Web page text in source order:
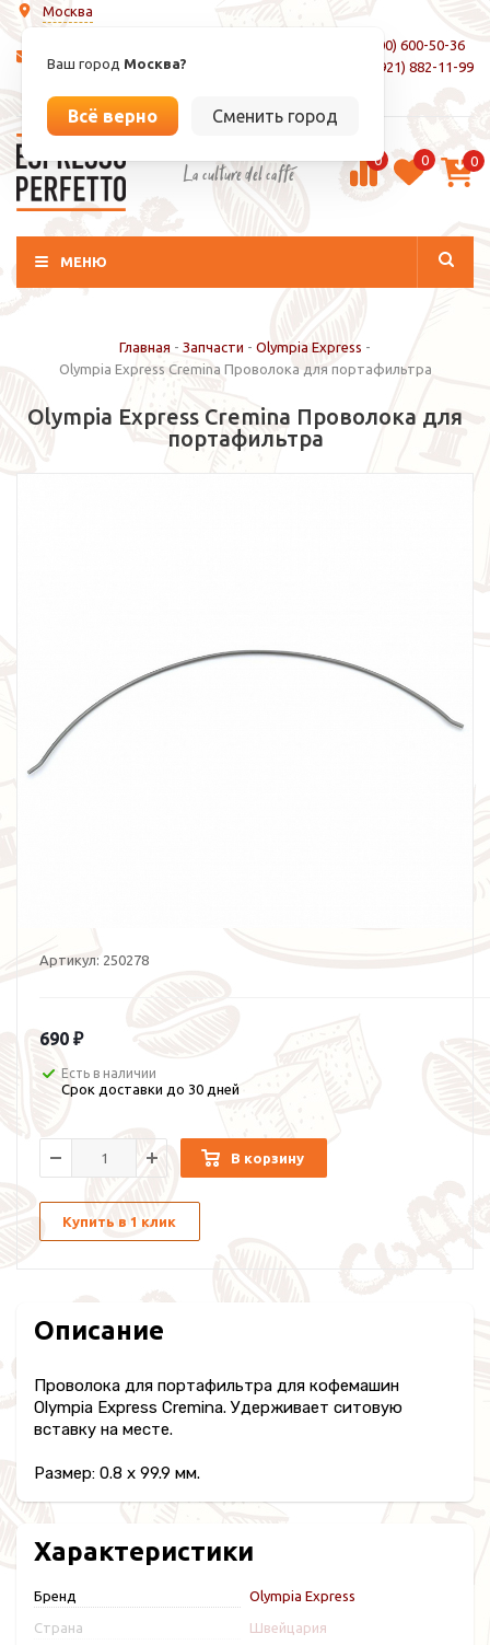
Москва
Ваш город Москва?
Всё верно Сменить город
info@espressoperfetto.ru
8 (800) 600-50-36
+7 (921) 882-11-99
La culture del caffé 0 0 0
МЕНЮ
Главная - Запчасти - Olympia Express -
Olympia Express Cremina Проволока для портафильтра
Olympia Express Cremina Проволока для
портафильтра
Артикул: 250278
690 ₽
Есть в наличии
Срок доставки до 30 дней
В корзину
Купить в 1 клик
Описание
Проволока для портафильтра для кофемашин
Olympia Express Cremina. Удерживает ситовую
вставку на месте.
Размер: 0.8 x 99.9 мм.
Характеристики
Бренд Olympia Express
Страна Швейцария